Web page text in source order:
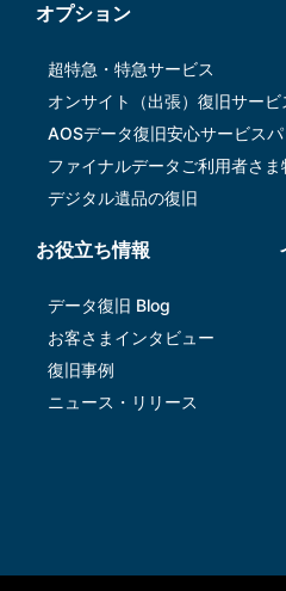
オプション
超特急・特急サービス
オンサイト（出張）復旧サービ
AOSデータ復旧安⼼サービスパ
ファイナルデータご利⽤者さま
デジタル遺品の復旧
お役立ち情報
データ復旧 Blog
お客さまインタビュー
復旧事例
ニュース・リリース